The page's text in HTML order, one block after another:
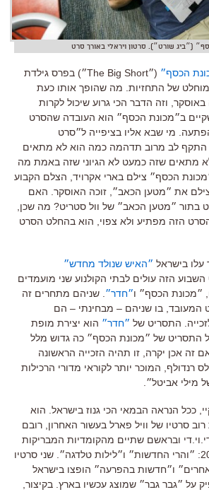
(״ביג שורט״). סרטון ויראלי באורך סרט
הכסף״
(״The Big Short״) בפרס גילדת
מוחלט של התחזיות. מה שהופך אותו כעת
וזה הדבר הכי גרוע שיכול לקרות
ב״מכונת הכסף״ הוא העובדה שהסרט
מי שבא אליו בציפייה ל״סרט
התקף לב מרוב תדהמה כמה הוא לא מתאים
מתאים שזה כמעט לא הגיוני שזה באמת מה
הכסף״ צילם בארי אקרויד, הצלם הקבוע
את ״מטען הכאב״, זוכה האוסקר. האם
בתור ״מטען הכאב״ של וול סטריט? מה שכן,
הזה מפתיע ולא צפוי, הוא בהחלט הסרט
בישראל ״האיש שנולד מחדש״
השבוע הזה עולים לבתי הקולנוע שני מועמדים
״מכונת הכסף״ ו״חדר״ . שניהם מתחרים זה
המעובד, בו שניהם – מבחינתי – הם
התסריט של ״חדר״ הוא יצירת מופת
התסריט של ״מכונת הכסף״ כה גדוש מלל
זה אכן יקרה, זו תהיה הזכייה הראשונה
רנדולף, המוכר יותר לקוראי מדורי הרכילות
מילי אביטל״.
ככל הנראה הבמאי הכי גנוז בישראל. הוא
סרטיו של וויל פארל בעשור האחרון, רובם
ובראשם שתיים מהקומדיות המבריקות
של תחילת שנות ה-2000: ״והרי החדשות״ ו״לילות טלדגה״. שני סרטיו
ו״חדשות בהפרעה״ הופצו בישראל
על ״גבר גבר״ שמוצג עכשיו בארץ. בקיצור,